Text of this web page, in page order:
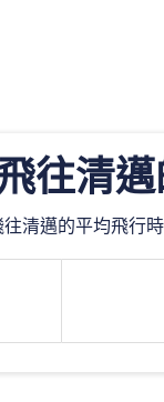
往清
清邁的平均飛行